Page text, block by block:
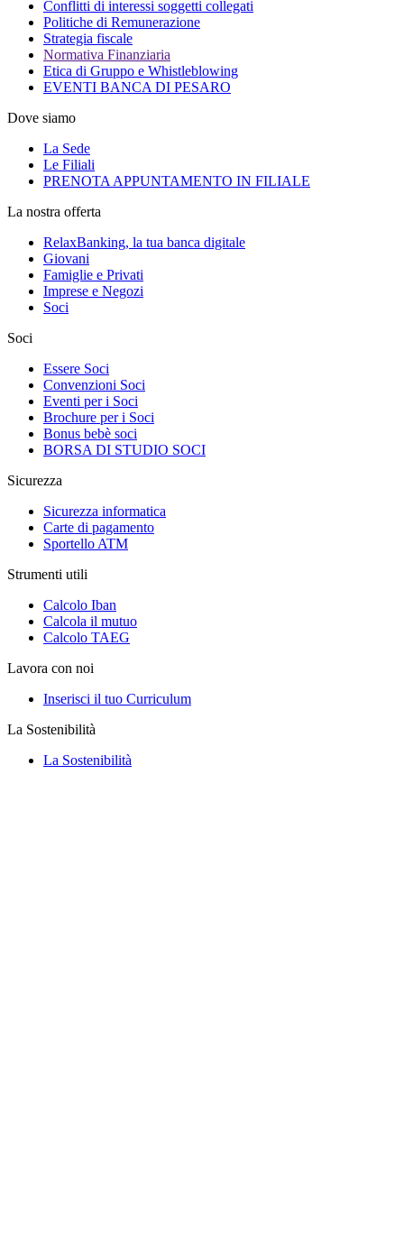
Conflitti di interessi soggetti collegati
Politiche di Remunerazione
Strategia fiscale
Normativa Finanziaria
Etica di Gruppo e Whistleblowing
EVENTI BANCA DI PESARO
Dove siamo
La Sede
Le Filiali
PRENOTA APPUNTAMENTO IN FILIALE
La nostra offerta
RelaxBanking, la tua banca digitale
Giovani
Famiglie e Privati
Imprese e Negozi
Soci
Soci
Essere Soci
Convenzioni Soci
Eventi per i Soci
Brochure per i Soci
Bonus bebè soci
BORSA DI STUDIO SOCI
Sicurezza
Sicurezza informatica
Carte di pagamento
Sportello ATM
Strumenti utili
Calcolo Iban
Calcola il mutuo
Calcolo TAEG
Lavora con noi
Inserisci il tuo Curriculum
La Sostenibilità
La Sostenibilità